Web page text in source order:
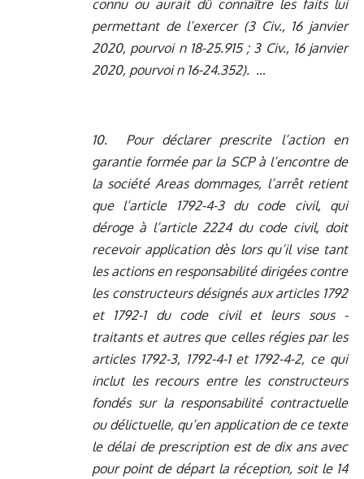
connu ou aurait dû connaître les faits lui
permettant de l’exercer (3 Civ., 16 janvier
2020, pourvoi n 18-25.915 ; 3 Civ., 16 janvier
2020, pourvoi n 16-24.352). …
10. Pour déclarer prescrite l’action en
garantie formée par la SCP à l’encontre de
la société Areas dommages, l’arrêt retient
que l’article 1792-4-3 du code civil, qui
déroge à l’article 2224 du code civil, doit
recevoir application dès lors qu’il vise tant
les actions en responsabilité dirigées contre
les constructeurs désignés aux articles 1792
et 1792-1 du code civil et leurs sous -
traitants et autres que celles régies par les
articles 1792-3, 1792-4-1 et 1792-4-2, ce qui
inclut les recours entre les constructeurs
fondés sur la responsabilité contractuelle
ou délictuelle, qu’en application de ce texte
le délai de prescription est de dix ans avec
pour point de départ la réception, soit le 14